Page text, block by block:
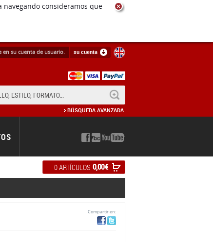
consideramos que
en su cuenta de usuario. su cuenta
BÚSQUEDA AVANZADA
0 ARTÍCULOS 0,00 €
Compartir en: